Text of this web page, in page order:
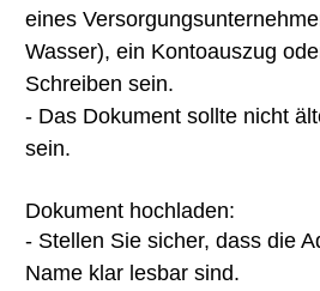
eines
Wasser), ein Kontoauszug
Schreiben sein.
- Das Dokument sollte nicht
sein.
Dokument hochladen:
- Stellen Sie sicher, dass die
Name klar lesbar sind.